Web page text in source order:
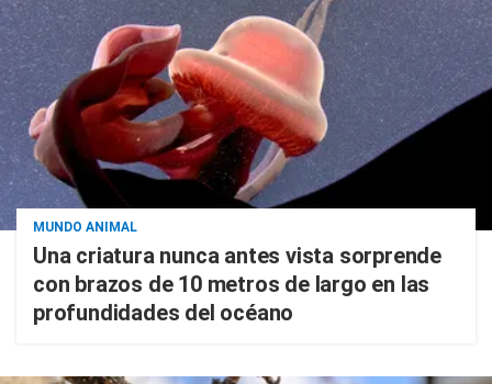
MUNDO ANIMAL
Una criatura nunca antes vista sorprende
con brazos de 10 metros de largo en las
profundidades del océano